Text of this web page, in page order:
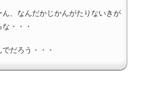
ん、なんだかじかんがたりないきが
・・・
でだろう・・・